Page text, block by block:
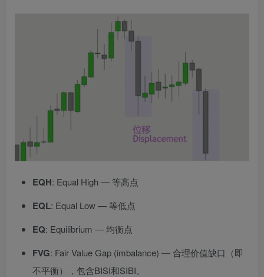
EQH: Equal High — 等高点
EQL: Equal Low — 等低点
EQ: Equilibrium — 均衡点
FVG: Fair Value Gap (imbalance) — 合理价值缺口（即
不平衡），包含BISI和SIBI。